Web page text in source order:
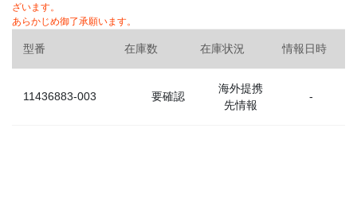
ざいます。
あらかじめ御了承願います。
型番 在庫数 在庫状況 情報日時
11436883-003 要確認
海外提携
先情報
-